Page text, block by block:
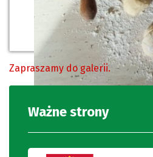
Tak powstają
Zapraszamy do galerii.
Ważne strony